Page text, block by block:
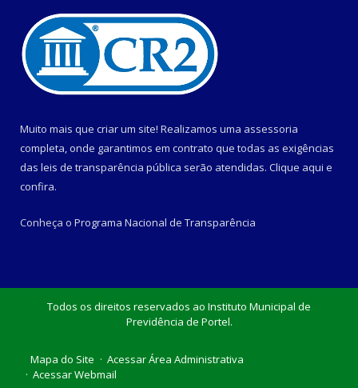
Muito mais que criar um site! Realizamos uma assessoria
completa, onde garantimos em contrato que todas as exigências
das leis de transparência pública serão atendidas. Clique aqui e
confira.
Conheça o Programa Nacional de Transparência
Todos os direitos reservados ao Instituto Municipal de
Previdência de Portel.
Mapa do Site
Acessar Área Administrativa
Acessar Webmail